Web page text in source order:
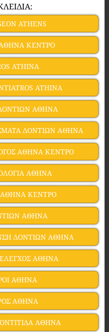
ATHENS
ΚΕΝΤΡΟ
ATHINA
ATHINA
ΑΘΗΝΑ
ΔΟΝΤΙΩΝ ΑΘΗΝΑ
ΑΘΗΝΑ ΚΕΝΤΡΟ
ΑΘΗΝΑ
ΚΕΝΤΡΟ
ΑΘΗΝΑ
ΔΟΝΤΙΩΝ ΑΘΗΝΑ
ΑΘΗΝΑ
ΑΘΗΝΑ
ΑΘΗΝΑ
ΑΘΗΝΑ